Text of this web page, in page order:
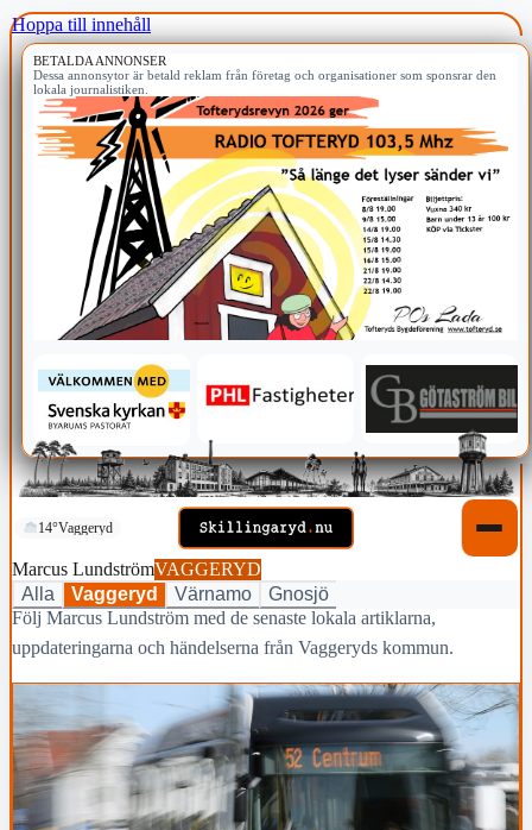
Hoppa till innehåll
BETALDA ANNONSER
Dessa annonsytor är betald reklam från företag och organisationer som sponsrar den
lokala journalistiken.
14°Vaggeryd
Marcus LundströmVAGGERYD
Alla
Vaggeryd Värnamo
Gnosjö
Följ Marcus Lundström med de senaste lokala artiklarna,
uppdateringarna och händelserna från Vaggeryds kommun.